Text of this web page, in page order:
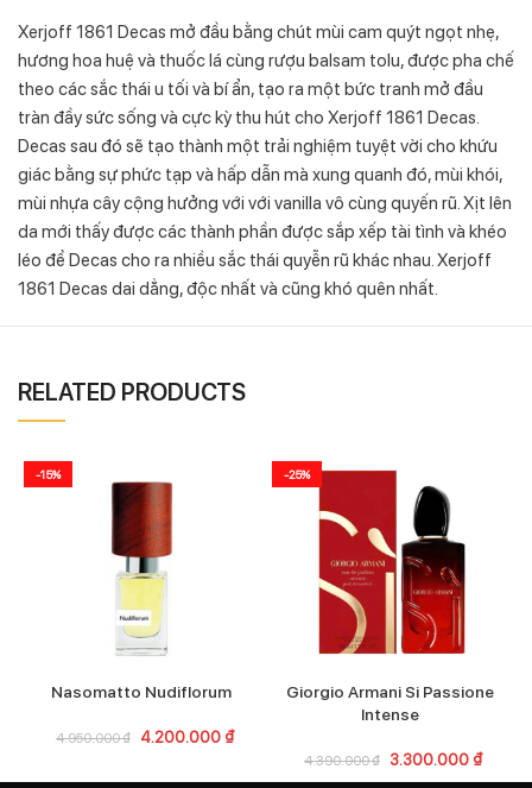
Xerjoff 1861 Decas mở đầu bằng chút mùi cam quýt ngọt nhẹ,
hương hoa huệ và thuốc lá cùng rượu balsam tolu, được pha chế
theo các sắc thái u tối và bí ẩn, tạo ra một bức tranh mở đầu
tràn đầy sức sống và cực kỳ thu hút cho Xerjoff 1861 Decas.
Decas sau đó sẽ tạo thành một trải nghiệm tuyệt vời cho khứu
giác bằng sự phức tạp và hấp dẫn mà xung quanh đó, mùi khói,
mùi nhựa cây cộng hưởng với với vanilla vô cùng quyến rũ. Xịt lên
da mới thấy được các thành phần được sắp xếp tài tình và khéo
léo để Decas cho ra nhiều sắc thái quyễn rũ khác nhau. Xerjoff
1861 Decas dai dẳng, độc nhất và cũng khó quên nhất.
RELATED PRODUCTS
-15%
Nasomatto Nudiflorum
4.950.000₫ 4.200.000 ₫
-25%
Giorgio Armani Si Passione
Intense
4.390.000₫ 3.300.000 ₫